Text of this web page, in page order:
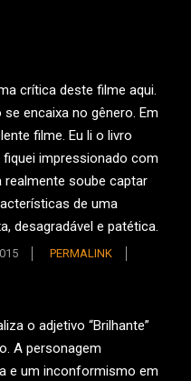
crítica deste filme aqui.
encaixa no gênero. Em
filme. Eu li o livro
impressionado com
realmente soube captar
de uma
desagradável e patética.
PERMALINK
o adjetivo “Brilhante”
A personagem
e um inconformismo em